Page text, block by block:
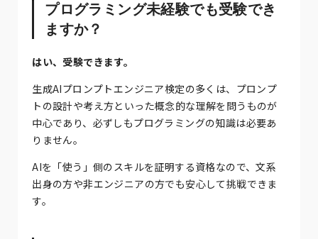
プログラミング未経験でも受験でき
ますか？
はい、受験できます。
生成AIプロンプトエンジニア検定の多くは、プロンプ
トの設計や考え方といった概念的な理解を問うものが
中心であり、必ずしもプログラミングの知識は必要あ
りません。
AIを「使う」側のスキルを証明する資格なので、文系
出身の方や非エンジニアの方でも安心して挑戦できま
す。